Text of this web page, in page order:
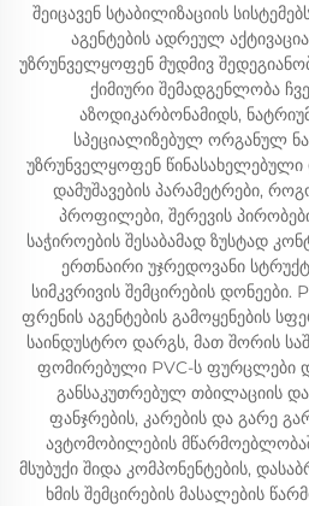
შეიცავენ სტაბილიზაციის
აგენტების ადრეულ
უზრუნველყოფენ მუდმივ
ქიმიური შემადგენლობა
აზოდიკარბონამიდს,
სპეციალიზებულ ორგანულ
უზრუნველყოფენ წინასახელებული
დამუშავების პარამეტრები,
პროფილები, შერევის
საჭიროების შესაბამად ზუსტად
ერთნაირი უჯრედოვანი
სიმკვრივის შემცირების დონეები.
ფრენის აგენტების გამოყენების
საინდუსტრო დარგს, მათ შორის
ფომირებული PVC-ს ფურცლები
განსაკუთრებულ თბილაციის
ფანჯრების, კარების და გარე
ავტომობილების
მსუბუქი შიდა კომპონენტების,
ხმის შემცირების მასალების